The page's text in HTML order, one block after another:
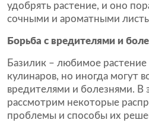
удобрять растение, и оно
сочными и ароматными
Борьба с вредителями и
Базилик – любимое
кулинаров, но иногда могут
вредителями и болезнями. В
рассмотрим некоторые
проблемы и способы их